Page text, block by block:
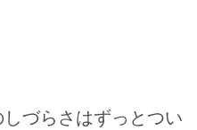
づらさはずっとつい